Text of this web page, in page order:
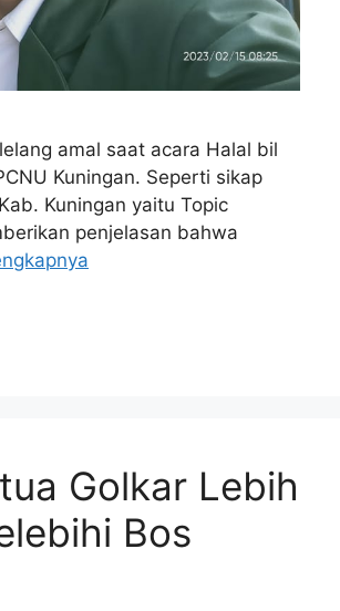
amal saat acara Halal bil
Kuningan. Seperti sikap
Kuningan yaitu Topic
penjelasan bahwa
Golkar Lebih
Bos